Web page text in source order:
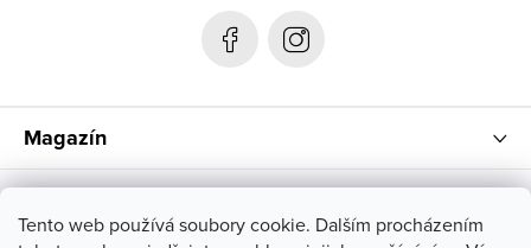
Tento web používá soubory cookie. Dalším procházením
Magazín